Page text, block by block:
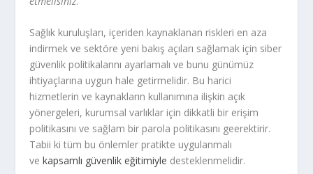
Sağlık kuruluşları, içeriden kaynaklanan riskleri en aza
indirmek ve sektöre yeni bakış açıları sağlamak için siber
güvenlik politikalarını ayarlamalı ve bunu günümüz
ihtiyaçlarına uygun hale getirmelidir. Bu harici
hizmetlerin ve kaynakların kullanımına ilişkin açık
yönergeleri, kurumsal varlıklar için dikkatli bir erişim
politikasını ve sağlam bir parola politikasını geerektirir.
Tabii ki tüm bu önlemler pratikte uygulanmalı
vekapsamlı güvenlik eğitimiyle desteklenmelidir.